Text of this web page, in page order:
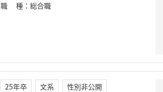
職種 ： 総合職
25年卒 文系
性別非公開